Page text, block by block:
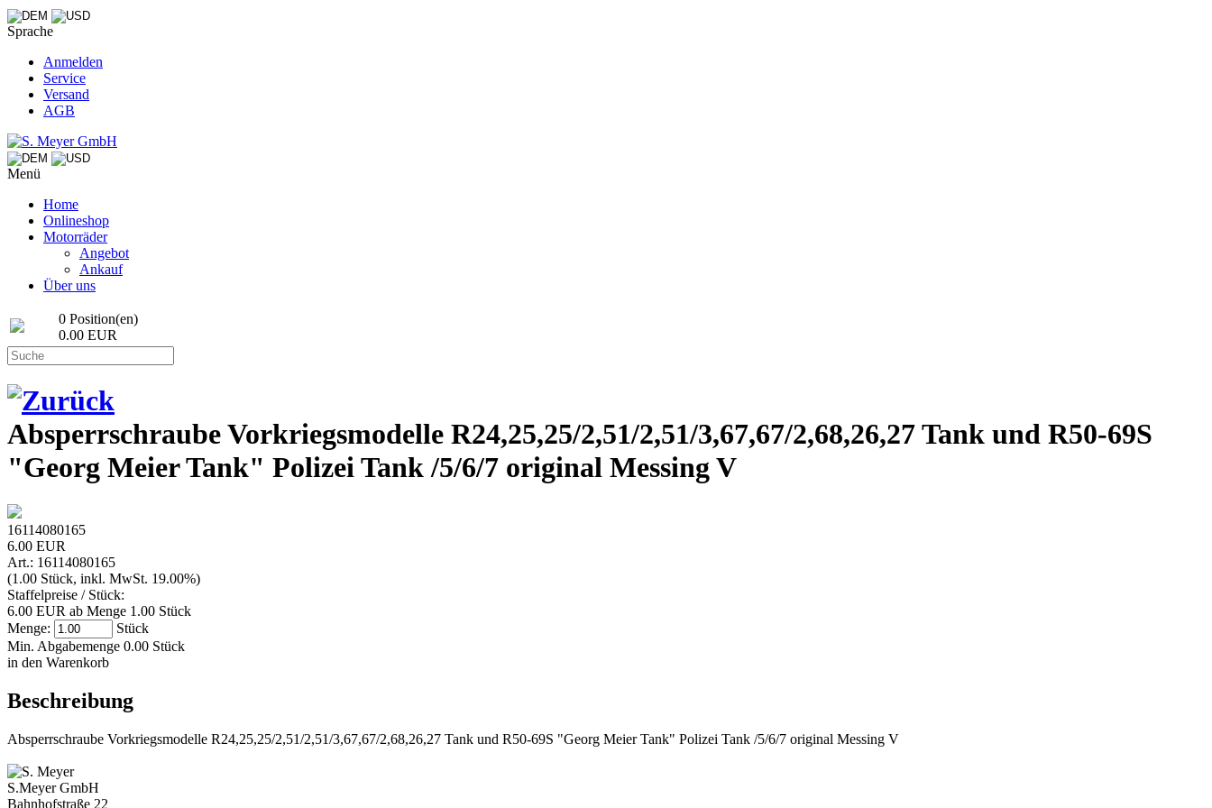
Sprache
Anmelden
Service
Versand
AGB
Menü
Home
Onlineshop
Motorräder
Angebot
Ankauf
Über uns
0 Position(en)
0.00 EUR
Absperrschraube Vorkriegsmodelle R24,25,25/2,51/2,51/3,67,67/2,68,26,27 Tank und R50-69S
"Georg Meier Tank" Polizei Tank /5/6/7 original Messing V
16114080165
6.00 EUR
Art.: 16114080165
(1.00 Stück, inkl. MwSt. 19.00%)
Staffelpreise / Stück:
6.00 EUR ab Menge 1.00 Stück
Menge:
Stück
Min. Abgabemenge 0.00 Stück
in den Warenkorb
Beschreibung
Absperrschraube Vorkriegsmodelle R24,25,25/2,51/2,51/3,67,67/2,68,26,27 Tank und R50-69S "Georg Meier Tank" Polizei Tank /5/6/7 original Messing V
S.Meyer GmbH
Bahnhofstraße 22